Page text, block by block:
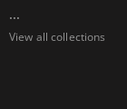
...
View all collections